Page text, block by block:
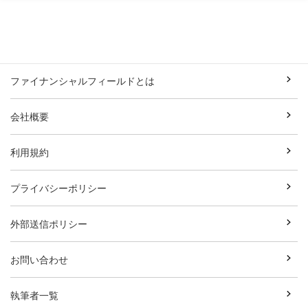
ファイナンシャルフィールドとは
会社概要
利用規約
プライバシーポリシー
外部送信ポリシー
お問い合わせ
執筆者一覧